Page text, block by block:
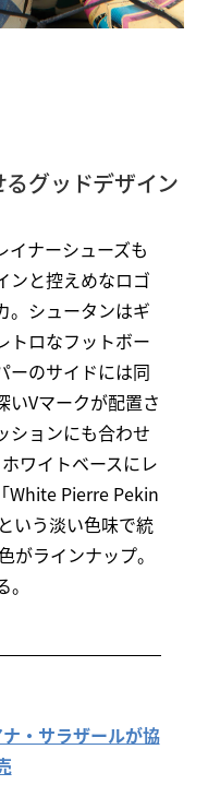
グッドデザイン
イナーシューズも
ンと控えめなロゴ
。シュータンはギ
トロなフットボー
ーのサイドには同
いVマークが配置さ
ションにも合わせ
ワイトベースにレ
White Pierre Pekin
いう淡い色味で統
ラインナップ。
・サラザールが協